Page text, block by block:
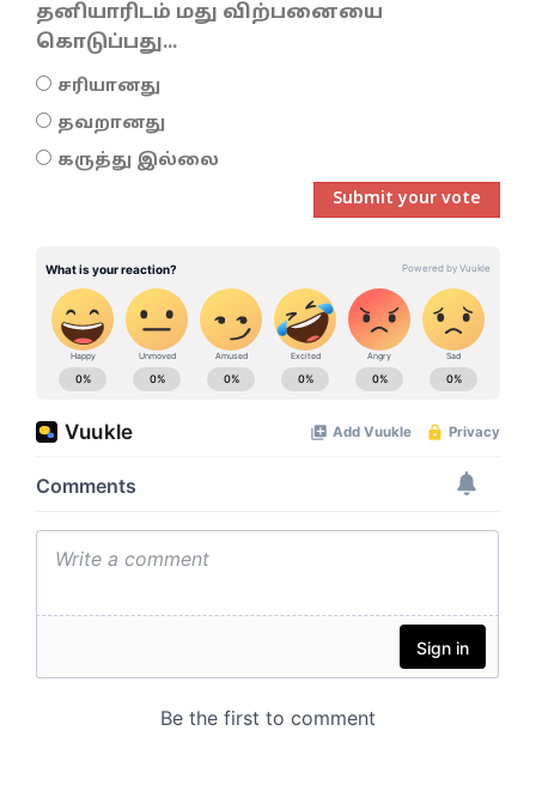
தனியாரிடம் மது விற்பனையை
கொடுப்பது...
சரியானது
தவறானது
கருத்து இல்லை
Submit your vote